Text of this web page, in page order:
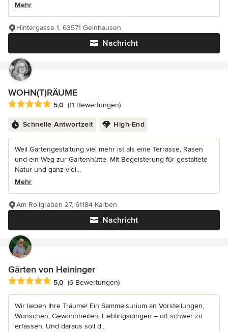
Mehr
Nachricht
Hintergasse 1, 63571 Gelnhausen
WOHN(T)RÄUME
Durchschnittliche Bewertung: 5 von 5 Sternen
5,0 (11 Bewertungen)
Schnelle Antwortzeit High-End
Weil Gartengestaltung viel mehr ist als eine Terrasse, Rasen
und ein Weg zur Gartenhütte. Mit Begeisterung für gestaltete
Natur und ganz viel...
Mehr
Nachricht
Am Rollgraben 27, 61184 Karben
Gärten von Heininger
Durchschnittliche Bewertung: 5 von 5 Sternen
5,0 (6 Bewertungen)
Wir lieben Ihre Träume! Ein Sammelsurium an Vorstellungen,
Wünschen, Gewohnheiten, Lieblingsdingen – oft schwer zu
erfassen. Und daraus soll d...